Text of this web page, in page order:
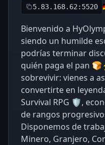
5.83.168.62:5520
Bienvenido a
siendo un humilde
podrías terminar
quién paga el pan
sobrevivir: vienes a
convertirte en
Survival RPG 🛡,
de rangos
Disponemos de
Minero, Granjero,